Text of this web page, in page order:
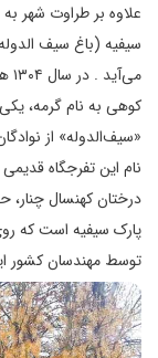
علاوه بر طراوت شهر به
سیفیه (باغ سیف
کوهی به نام گرمه،
«سیف‌الدوله» از
نام این تفرجگاه قدیمی
درختان کهنسال
پارک سیفیه است که
توسط مهندسان کشور